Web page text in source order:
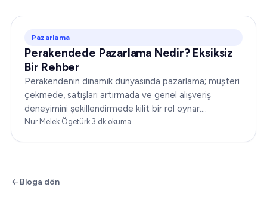
Pazarlama
Perakendede Pazarlama Nedir? Eksiksiz
Bir Rehber
Perakendenin dinamik dünyasında pazarlama; müşteri
çekmede, satışları artırmada ve genel alışveriş
deneyimini şekillendirmede kilit bir rol oynar.
"Perakendede pazarlama nedir?" sıkça karşılaşılan bir
Nur Melek Ögetürk·3 dk okuma
Bloga dön